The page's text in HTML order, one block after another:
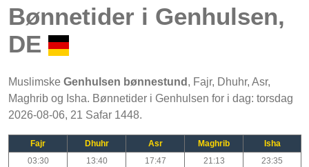
Bønnetider i Genhulsen,
DE
Muslimske Genhulsen bønnestund , Fajr, Dhuhr, Asr,
Maghrib og Isha. Bønnetider i Genhulsen for i dag: torsdag
2026-08-06, 21 Safar 1448.
Fajr Dhuhr Asr Maghrib
Isha
03:30
13:40 17:47 21:13 23:35